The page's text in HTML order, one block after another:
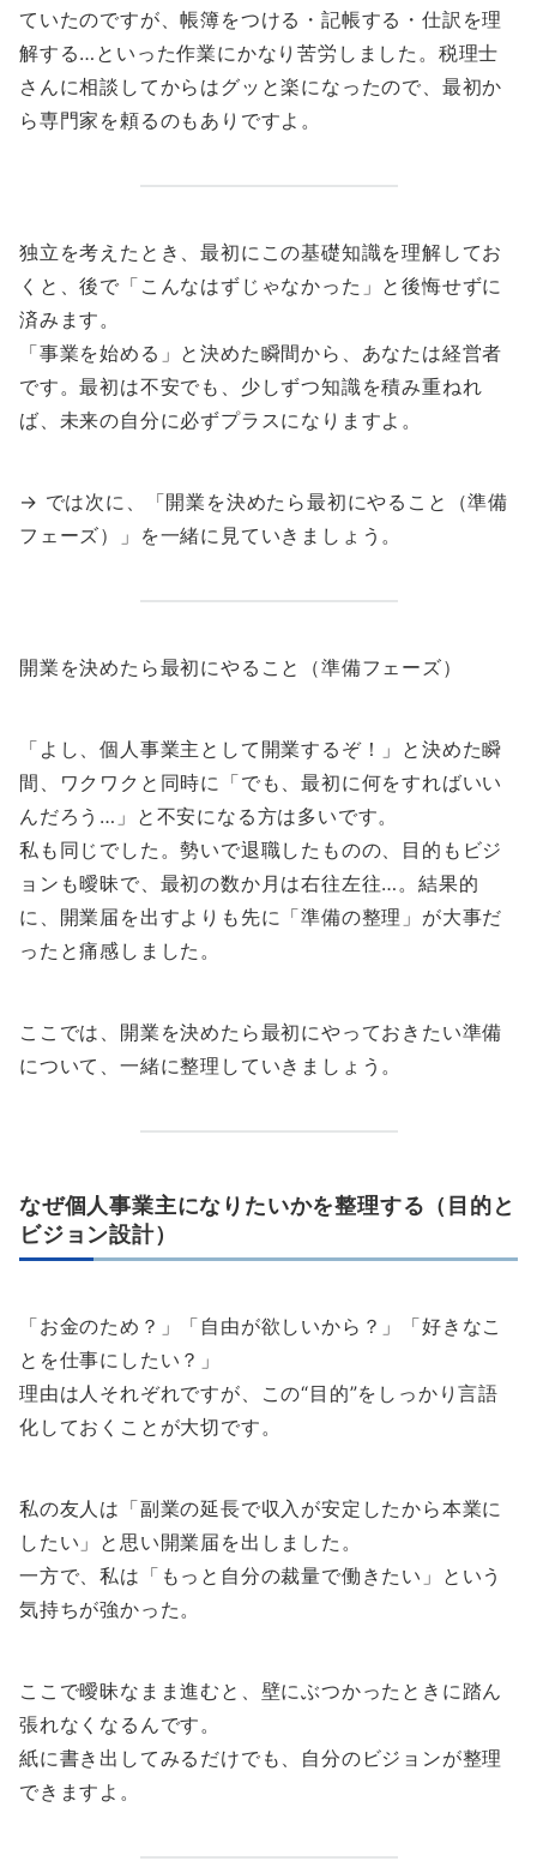
ていたのですが、帳簿をつける・記帳する・仕訳を理
解する…といった作業にかなり苦労しました。税理士
さんに相談してからはグッと楽になったので、最初か
ら専門家を頼るのもありですよ。
独立を考えたとき、最初にこの基礎知識を理解してお
くと、後で「こんなはずじゃなかった」と後悔せずに
済みます。
「事業を始める」と決めた瞬間から、あなたは経営者
です。最初は不安でも、少しずつ知識を積み重ねれ
ば、未来の自分に必ずプラスになりますよ。
→ では次に、「開業を決めたら最初にやること（準備
フェーズ）」を一緒に見ていきましょう。
開業を決めたら最初にやること（準備フェーズ）
「よし、個人事業主として開業するぞ！」と決めた瞬
間、ワクワクと同時に「でも、最初に何をすればいい
んだろう…」と不安になる方は多いです。
私も同じでした。勢いで退職したものの、目的もビジ
ョンも曖昧で、最初の数か月は右往左往…。結果的
に、開業届を出すよりも先に「準備の整理」が大事だ
ったと痛感しました。
ここでは、開業を決めたら最初にやっておきたい準備
について、一緒に整理していきましょう。
なぜ個人事業主になりたいかを整理する（目的と
ビジョン設計）
「お金のため？」「自由が欲しいから？」「好きなこ
とを仕事にしたい？」
理由は人それぞれですが、この“目的”をしっかり言語
化しておくことが大切です。
私の友人は「副業の延長で収入が安定したから本業に
したい」と思い開業届を出しました。
一方で、私は「もっと自分の裁量で働きたい」という
気持ちが強かった。
ここで曖昧なまま進むと、壁にぶつかったときに踏ん
張れなくなるんです。
紙に書き出してみるだけでも、自分のビジョンが整理
できますよ。